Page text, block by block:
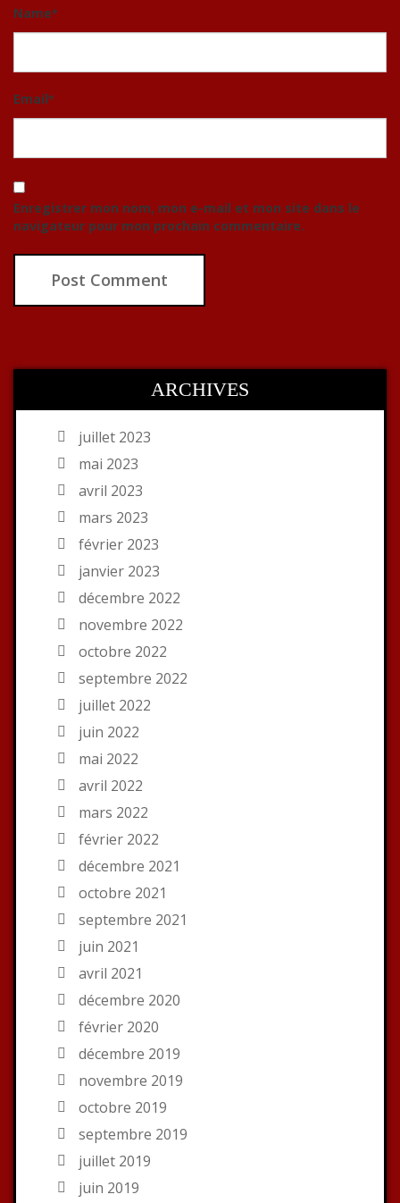
Name*
Email*
Enregistrer mon nom, mon e-mail et mon site dans le
navigateur pour mon prochain commentaire.
ARCHIVES
juillet 2023
mai 2023
avril 2023
mars 2023
février 2023
janvier 2023
décembre 2022
novembre 2022
octobre 2022
septembre 2022
juillet 2022
juin 2022
mai 2022
avril 2022
mars 2022
février 2022
décembre 2021
octobre 2021
septembre 2021
juin 2021
avril 2021
décembre 2020
février 2020
décembre 2019
novembre 2019
octobre 2019
septembre 2019
juillet 2019
juin 2019